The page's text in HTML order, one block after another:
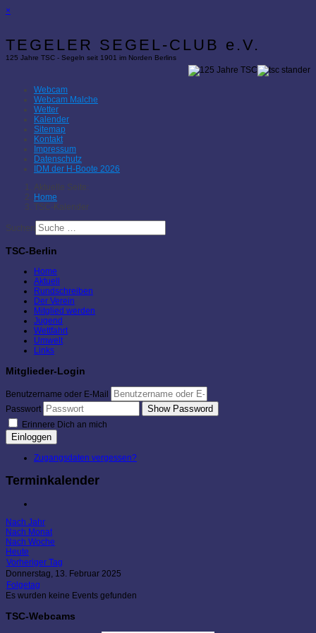
×
TEGELER SEGEL-CLUB e.V.
125 Jahre TSC - Segeln seit 1901 im Norden Berlins
Webcam
Webcam Malche
Wetter
Kalender
Sitemap
Kontakt
Impressum
Datenschutz
IDM der H-Boote 2026
Aktuelle Seite:
Home
TSC-Kalender
Suchen
TSC-Berlin
Home
Aktuell
Rundschreiben
Der Verein
Mitglied werden
Jugend
Wettfahrt
Umwelt
Links
Mitglieder-Login
Benutzername oder E-Mail
Passwort
Show Password
Erinnere Dich an mich
Einloggen
Zugangsdaten vergessen?
Terminkalender
Nach Jahr
Nach Monat
Nach Woche
Heute
Vorheriger Tag
Donnerstag, 13. Februar 2025
Folgetag
Es wurden keine Events gefunden
TSC-Webcams